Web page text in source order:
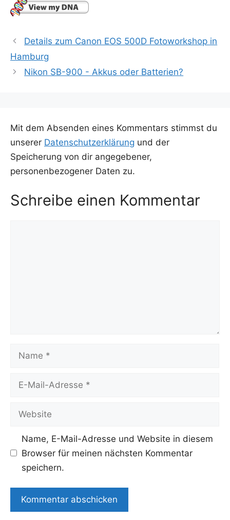
Details zum Canon EOS 500D Fotoworkshop in
Hamburg
Nikon SB-900 - Akkus oder Batterien?
Mit dem Absenden eines Kommentars stimmst du
unserer Datenschutzerklärung und der
Speicherung von dir angegebener,
personenbezogener Daten zu.
Schreibe einen Kommentar
Name
Adresse
Website
Name, E-Mail-Adresse und Website in diesem
Browser für meinen nächsten Kommentar
speichern.